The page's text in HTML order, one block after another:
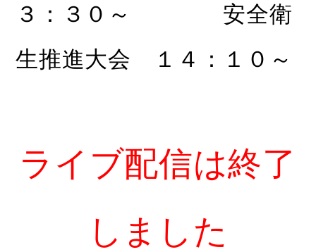
３：３０～ 安全衛
生推進大会 １４：１０～
ライブ配信は終了
しました